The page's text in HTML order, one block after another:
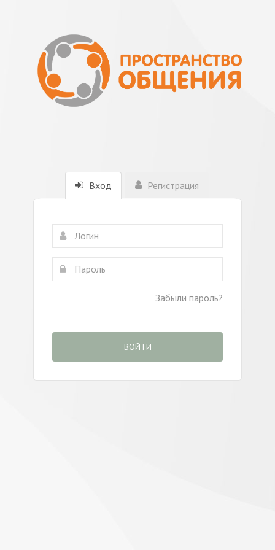
Вход Регистрация
Забыли пароль?
ВОЙТИ